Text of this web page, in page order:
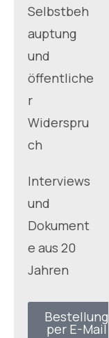
Selbstbeh
auptung
und
öffentliche
r
Widerspru
ch
Interviews
und
Dokument
e aus 20
Jahren
Bestellung
per E-Mail